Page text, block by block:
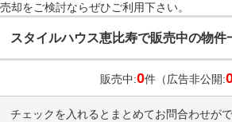
売却をご検討ならぜひご利用下さい。
スタイルハウス恵比寿で販売中の物件
販売中:0件（広告非公開:
チェックを入れるとまとめてお問合わせがで